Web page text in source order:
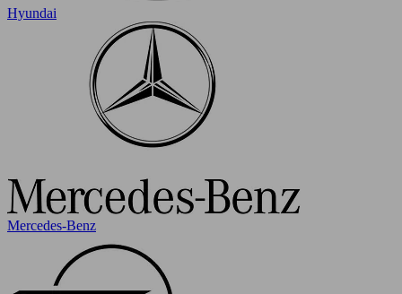
Hyundai
Mercedes-Benz